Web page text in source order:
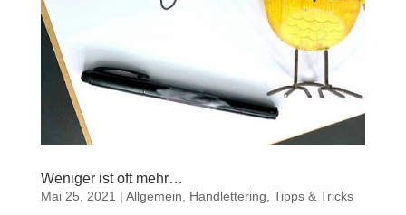
Weniger ist oft mehr…
Mai 25, 2021 | Allgemein, Handlettering, Tipps & Tricks